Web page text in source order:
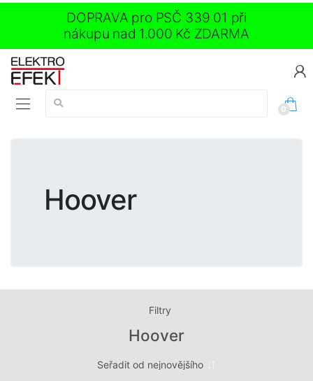
DOPRAVA pro PSČ 339 01 při
nákupu nad 1.000 Kč ZDARMA
Vyhledávání:
0
Hoover
Filtry
Hoover